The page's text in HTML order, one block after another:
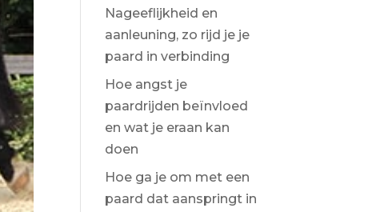
Nageeflijkheid en
aanleuning, zo rijd je je
paard in verbinding
Hoe angst je
paardrijden beïnvloed
en wat je eraan kan
doen
Hoe ga je om met een
paard dat aanspringt in